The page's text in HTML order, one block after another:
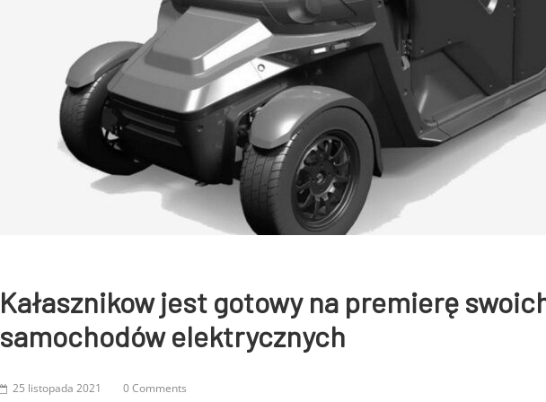
Kałasznikow jest gotowy na premierę
samochodów elektrycznych
25 listopada 2021 0 Comments